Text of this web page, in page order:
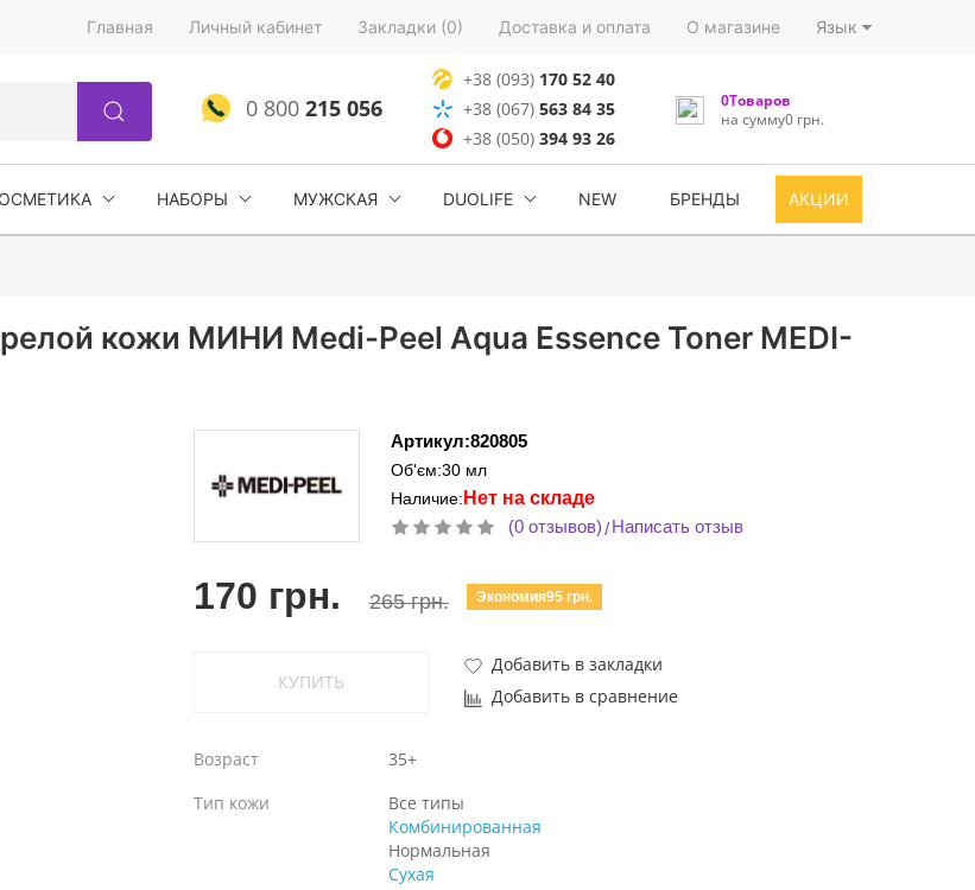
Главная Личный кабинет Закладки (0) Доставка и оплата О магазине Язык
0 800215 056
+38 (093) 170 52 40
+38 (067) 563 84 35
+38 (050)394 93 26
0Товаров
на сумму0 грн.
НАБОРЫ МУЖСКАЯ DUOLIFE NEW БРЕНДЫ АКЦИИ
кожи МИНИ Medi-Peel Aqua Essence Toner MEDI-
Артикул:820805
Об'єм:30 мл
Наличие: Нет на складе
(0 отзывов)/Написать отзыв
170 грн. 265 грн. Экономия95 грн.
КУПИТЬ
Добавить в закладки
Добавить в сравнение
Возраст
35+
Тип кожи
Все типы
Комбинированная
Нормальная
Сухая